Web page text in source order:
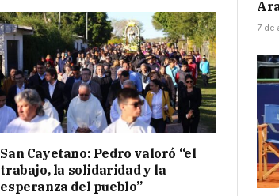
San Cayetano: Pedro valoró “el
trabajo, la solidaridad y la
esperanza del pueblo”
7 de